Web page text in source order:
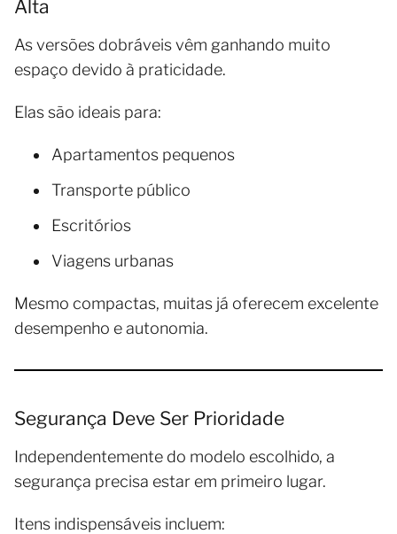
Alta
As versões dobráveis vêm ganhando muito
espaço devido à praticidade.
Elas são ideais para:
Apartamentos pequenos
Transporte público
Escritórios
Viagens urbanas
Mesmo compactas, muitas já oferecem excelente
desempenho e autonomia.
Segurança Deve Ser Prioridade
Independentemente do modelo escolhido, a
segurança precisa estar em primeiro lugar.
Itens indispensáveis incluem: